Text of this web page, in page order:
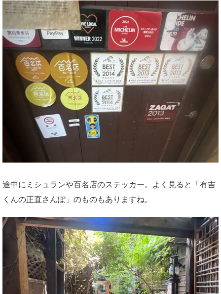
途中にミシュランや百名店のステッカー。よく見ると「有吉
くんの正直さんぽ」のものもありますね。